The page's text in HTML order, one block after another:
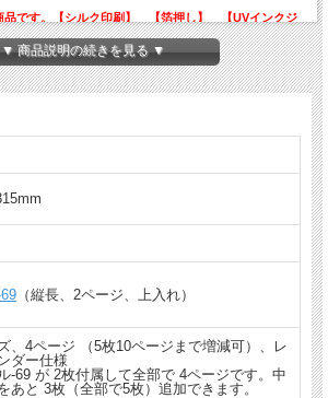
品です。【シルク印刷】 【箔押し】 【UVインクジ
▼ 商品説明の続きを見る ▼
（縦長、2ページ、上入れ）
、4ページ （5枚10ページまで増減可）、レ
ダー仕様
-69 が 2枚付属して全部で 4ページです。中
あと 3枚（全部で5枚）追加できます。